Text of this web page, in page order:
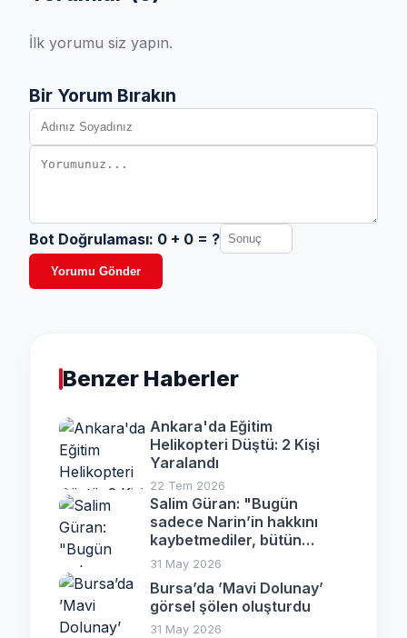
İlk yorumu siz yapın.
Bir Yorum Bırakın
Bot Doğrulaması: 0 + 0 = ?
Yorumu Gönder
Benzer Haberler
Ankara'da Eğitim
Helikopteri Düştü: 2 Kişi
Yaralandı
22 Tem 2026
Salim Güran: "Bugün
sadece Narin’in hakkını
kaybetmediler, bütün
ailenin hakkını yok ettiler"
31 May 2026
Bursa’da ’Mavi Dolunay’
görsel şölen oluşturdu
31 May 2026